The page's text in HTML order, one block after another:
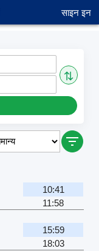
साइन इन
⇅
10:41
11:58
15:59
18:03